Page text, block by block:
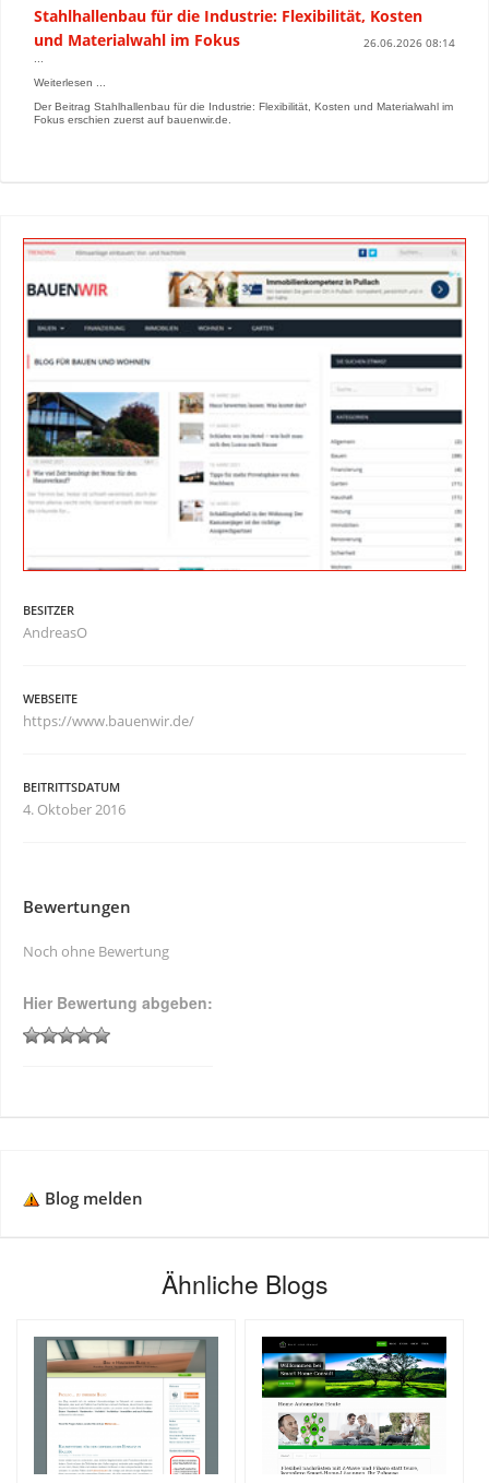
Stahlhallenbau für die Industrie: Flexibilität, Kosten
und Materialwahl im Fokus
26.06.2026 08:14
Weiterlesen ...
Der Beitrag Stahlhallenbau für die Industrie: Flexibilität, Kosten und Materialwahl im
Fokus erschien zuerst auf bauenwir.de.
BESITZER
AndreasO
WEBSEITE
https://www.bauenwir.de/
BEITRITTSDATUM
4. Oktober 2016
Bewertungen
Noch ohne Bewertung
Hier Bewertung abgeben:
Blog melden
Ähnliche Blogs